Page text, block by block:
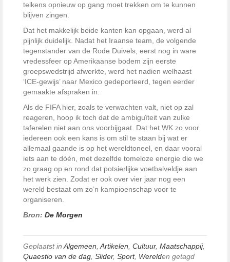
telkens opnieuw op gang moet trekken om te kunnen
blijven zingen.
Dat het makkelijk beide kanten kan opgaan, werd al
pijnlijk duidelijk. Nadat het Iraanse team, de volgende
tegenstander van de Rode Duivels, eerst nog in ware
vredessfeer op Amerikaanse bodem zijn eerste
groepswedstrijd afwerkte, werd het nadien welhaast
‘ICE-gewijs’ naar Mexico gedeporteerd, tegen eerder
gemaakte afspraken in.
Als de FIFA hier, zoals te verwachten valt, niet op zal
reageren, hoop ik toch dat de ambiguïteit van zulke
taferelen niet aan ons voorbijgaat. Dat het WK zo voor
iedereen ook een kans is om stil te staan bij wat er
allemaal gaande is op het wereldtoneel, en daar vooral
iets aan te dóén, met dezelfde tomeloze energie die we
zo graag op en rond dat potsierlijke voetbalveldje aan
het werk zien. Zodat er ook over vier jaar nog een
wereld bestaat om zo’n kampioenschap voor te
organiseren.
Bron: De Morgen
Geplaatst inAlgemeen,Artikelen, Cultuur, Maatschappij,
Quaestio van de dag, Slider, Sport, Werelden getagd